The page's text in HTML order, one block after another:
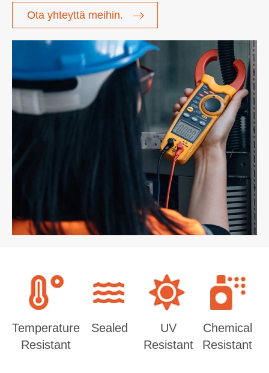
Ota yhteyttä meihin.
Temperature
Resistant
Sealed
UV
Resistant
Chemical
Resistant